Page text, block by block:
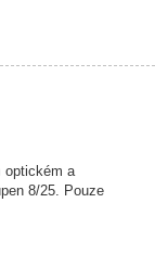
optickém a
8/25. Pouze